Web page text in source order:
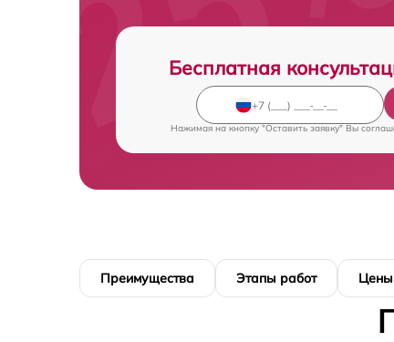
Бесплатная
Нажимая на кнопку "Оставить заявку" Вы
Преимущества Этапы работ Цены